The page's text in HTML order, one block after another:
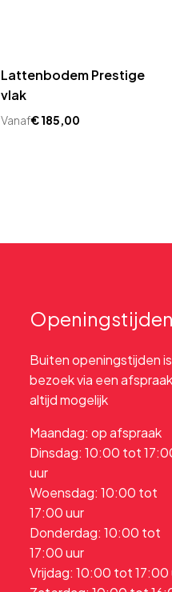
Lattenbodem Prestige
vlak
Vanaf€185,00
Buiten openingstijden is
bezoek via een afspraak
altijd mogelijk
Maandag: op afspraak
Dinsdag: 10:00 tot
uur
Woensdag: 10:00 tot
17:00 uur
Donderdag: 10:00 tot
17:00 uur
Vrijdag: 10:00 tot 17:00